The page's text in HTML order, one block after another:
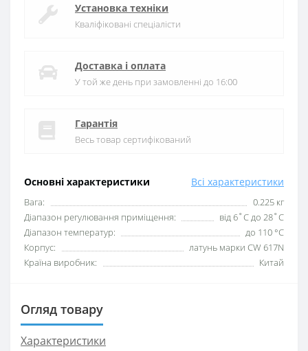
Основні характеристики Всі характеристики
Вага:
0.225 кг
Діапазон регулювання приміщення:
від 6˚C до 28˚C
Діапазон температур:
до 110 °C
Корпус:
латунь марки CW 617N
Країна виробник:
Китай
Установка техніки
Кваліфіковані спеціалісти
Доставка і оплата
У той же день при замовленні до 16:00
Гарантія
Весь товар сертифікований
Огляд товару
Характеристики